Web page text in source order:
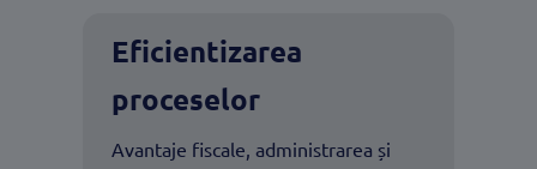
Eficientizarea
proceselor
Avantaje fiscale, administrarea și